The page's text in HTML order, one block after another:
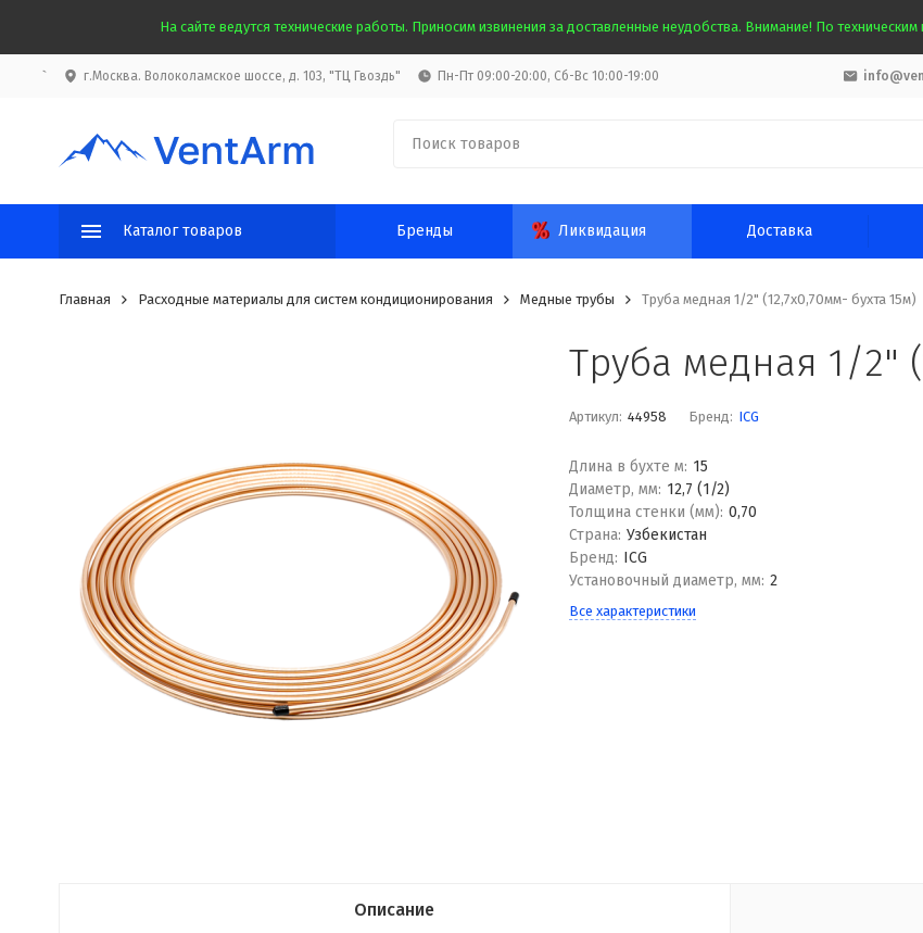
На сайте ведутся технические работы. Приносим извинения за доставленные неудобства. Внимание! По
` г.Москва. Волоколамское шоссе, д. 103, "ТЦ Гвоздь" Пн-Пт 09:00-20:00, Сб-Вс 10:00-19:00
Каталог товаров Бренды Ликвидация Доставка
Главная Расходные материалы для систем кондиционирования Медные трубы Труба медная 1/2" (12,7х0,70мм- бухта 15м)
Труба медная 1/2"
Артикул: 44958 Бренд: ICG
Длина в бухте м: 15
Диаметр, мм: 12,7 (1/2)
Толщина стенки (мм): 0,70
Страна: Узбекистан
Бренд: ICG
Установочный диаметр, мм: 2
Все характеристики
Описание